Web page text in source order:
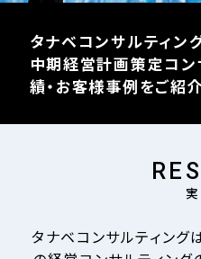
タナベコンサルティン
中期経営計画策定コン
績・お客様事例をご紹
タナベコンサルティング